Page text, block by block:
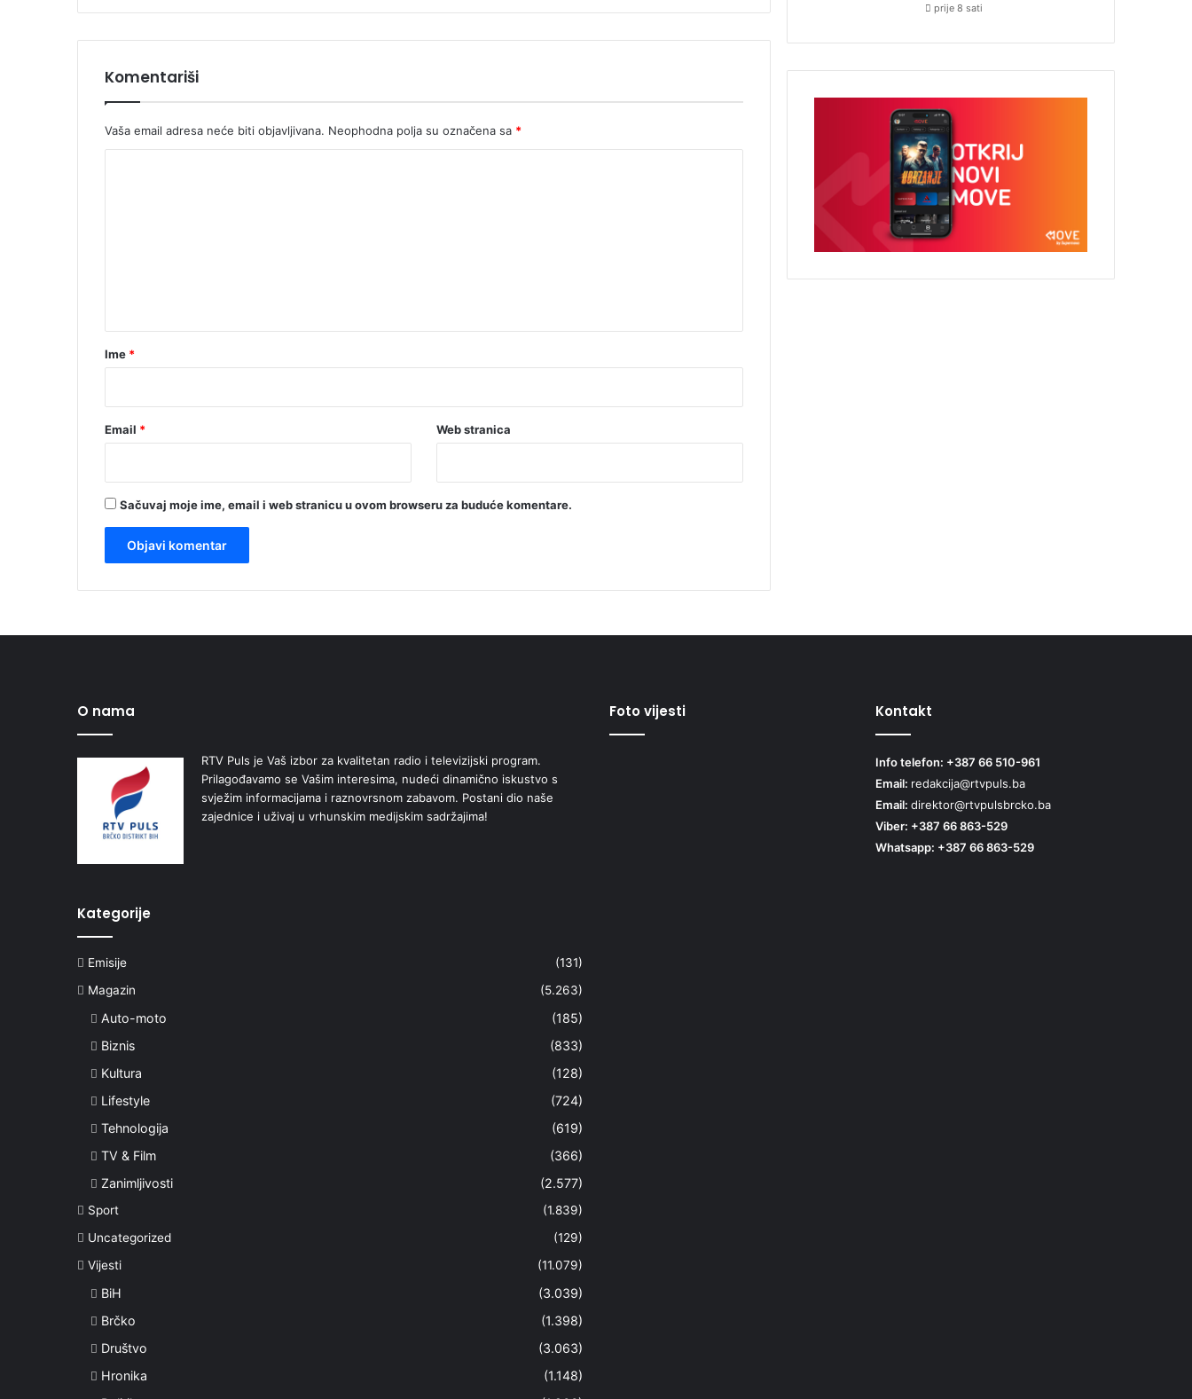
Komentariši
Vaša email adresa neće biti objavljivana. Neophodna polja su označena sa *
r
Ime *
Email * Web stranica
Sačuvaj moje ime, email i web stranicu u ovom browseru za buduće komentare.
prije 8 sati
O nama
RTV Puls je Vaš izbor za kvalitetan radio i televizijski program.
Prilagođavamo se Vašim interesima, nudeći dinamično iskustvo s
svježim informacijama i raznovrsnom zabavom. Postani dio naše
zajednice i uživaj u vrhunskim medijskim sadržajima!
Kategorije
Emisije
(131)
Magazin
(5.263)
Auto-moto
(185)
Biznis
(833)
Kultura
(128)
Lifestyle
(724)
Tehnologija
(619)
TV & Film
(366)
Zanimljivosti
(2.577)
Sport
(1.839)
Uncategorized
(129)
Vijesti
(11.079)
BiH
(3.039)
Brčko
(1.398)
Društvo
(3.063)
Hronika
(1.148)
Foto vijesti Kontakt
Info telefon: +387 66 510-961
Email: redakcija@rtvpuls.ba
Email: direktor@rtvpulsbrcko.ba
Viber: +387 66 863-529
Whatsapp: +387 66 863-529